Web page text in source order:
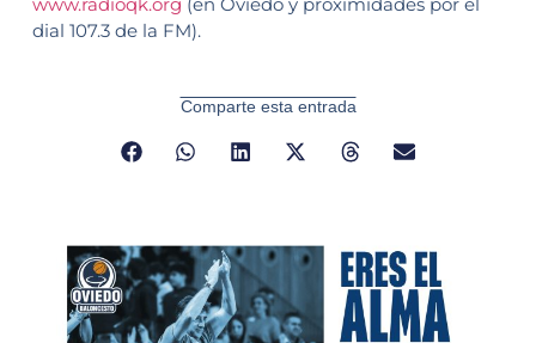
dial 107.3 de la FM).
Comparte esta entrada